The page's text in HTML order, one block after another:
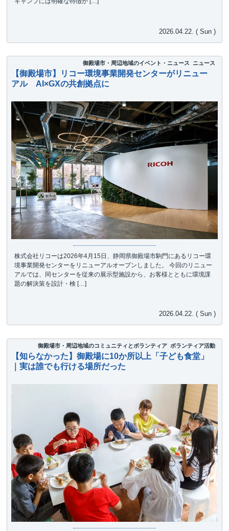
2026.04.22. ( Sun )
御殿場市・周辺地域のイベント・ニュース ニュース
【御殿場市】リコー環境事業開発センターがリニュー
アル AI×GXの共創拠点に
株式会社リコーは2026年4月15日、静岡県御殿場市駒門にあるリコー環
境事業開発センターをリニューアルオープンしました。 今回のリニュー
アルでは、同センターを従来の展示型施設から、お客様とともに環境課
題の解決策を設計・検 […]
2026.04.22. ( Sun )
御殿場市・周辺地域のコミュニティとボランティア ボランティア活動
【知らなかった】御殿場に10か所以上「子ども食堂」
｜実は誰でも行ける場所だった